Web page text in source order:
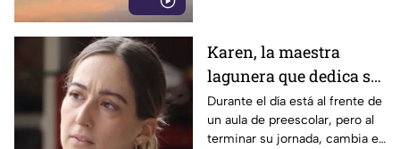
Karen, la maestra
lagunera que dedica su
tiempo libre a ser
bombera voluntaria
Durante el día está al frente de
un aula de preescolar, pero al
terminar su jornada, cambia el